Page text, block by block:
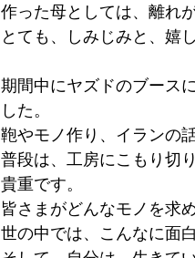
作った母としては、離れ
とても、しみじみと、嬉
期間中にヤズドのブース
した。
鞄やモノ作り、イランの
普段は、工房にこもり切
貴重です。
皆さまがどんなモノを求
世の中では、こんなに面